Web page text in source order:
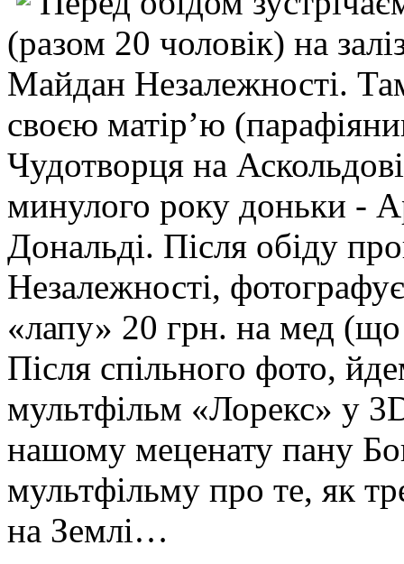
(разом 20 чоловік) на
Майдан Незалежності.
своєю матір’ю
Чудотворця на
минулого року доньки -
Дональді. Після обіду
Незалежності,
«лапу» 20 грн. на мед
Після спільного фото,
мультфільм «Лорекс» у
нашому меценату пану
мультфільму про те, як
на Землі…